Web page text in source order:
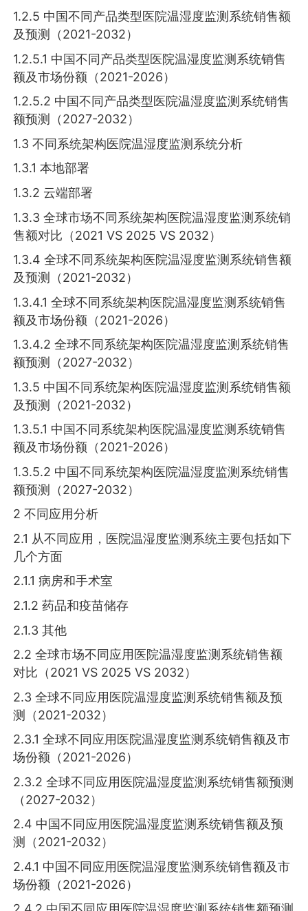
1.2.5 中国不同产品类型医院温湿度监测系统销售额
及预测（2021-2032）
1.2.5.1 中国不同产品类型医院温湿度监测系统销售
额及市场份额（2021-2026）
1.2.5.2 中国不同产品类型医院温湿度监测系统销售
额预测（2027-2032）
1.3 不同系统架构医院温湿度监测系统分析
1.3.1 本地部署
1.3.2 云端部署
1.3.3 全球市场不同系统架构医院温湿度监测系统销
售额对比（2021 VS 2025 VS 2032）
1.3.4 全球不同系统架构医院温湿度监测系统销售额
及预测（2021-2032）
1.3.4.1 全球不同系统架构医院温湿度监测系统销售
额及市场份额（2021-2026）
1.3.4.2 全球不同系统架构医院温湿度监测系统销售
额预测（2027-2032）
1.3.5 中国不同系统架构医院温湿度监测系统销售额
及预测（2021-2032）
1.3.5.1 中国不同系统架构医院温湿度监测系统销售
额及市场份额（2021-2026）
1.3.5.2 中国不同系统架构医院温湿度监测系统销售
额预测（2027-2032）
2 不同应用分析
2.1 从不同应用，医院温湿度监测系统主要包括如下
几个方面
2.1.1 病房和手术室
2.1.2 药品和疫苗储存
2.1.3 其他
2.2 全球市场不同应用医院温湿度监测系统销售额
对比（2021 VS 2025 VS 2032）
2.3 全球不同应用医院温湿度监测系统销售额及预
测（2021-2032）
2.3.1 全球不同应用医院温湿度监测系统销售额及市
场份额（2021-2026）
2.3.2 全球不同应用医院温湿度监测系统销售额预测
（2027-2032）
2.4 中国不同应用医院温湿度监测系统销售额及预
测（2021-2032）
2.4.1 中国不同应用医院温湿度监测系统销售额及市
场份额（2021-2026）